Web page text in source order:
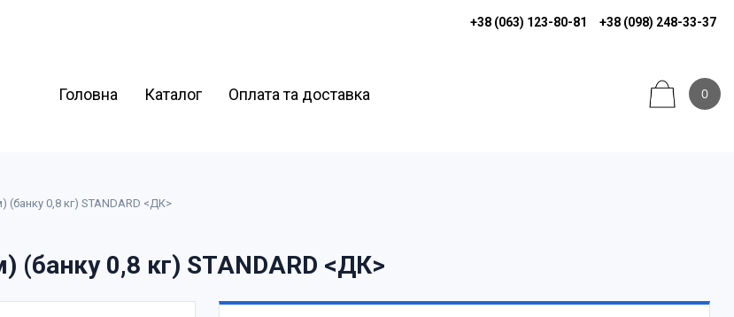
+38 (063) 123-80-81 +38 (098) 248-33-37
Головна Каталог Оплата та доставка 0
0,8 кг) STANDARD <ДК>
(банку 0,8 кг) STANDARD <ДК>